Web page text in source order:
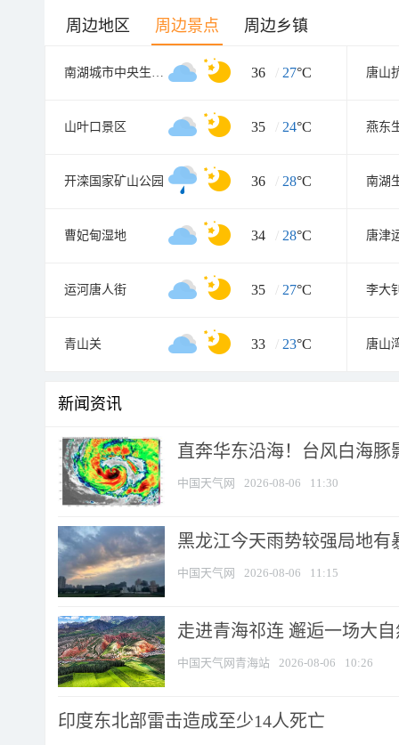
周边地区 周边景点 周边乡镇
南湖城市中央生态公园 36 / 27°C 唐山
山叶口景区 35 / 24°C 燕东
开滦国家矿山公园 36 / 28°C 南湖
曹妃甸湿地 34 / 28°C
运河唐人街 35 / 27°C 李大
青山关 33 / 23°C 唐山
新闻资讯
直奔华东沿海！台风白海豚
中国天气网 2026-08-06 11:30
黑龙江今天雨势较强局地有
中国天气网 2026-08-06 11:15
走进青海祁连 邂逅一场大
中国天气网青海站 2026-08-06 10:26
印度东北部雷击造成至少14人死亡